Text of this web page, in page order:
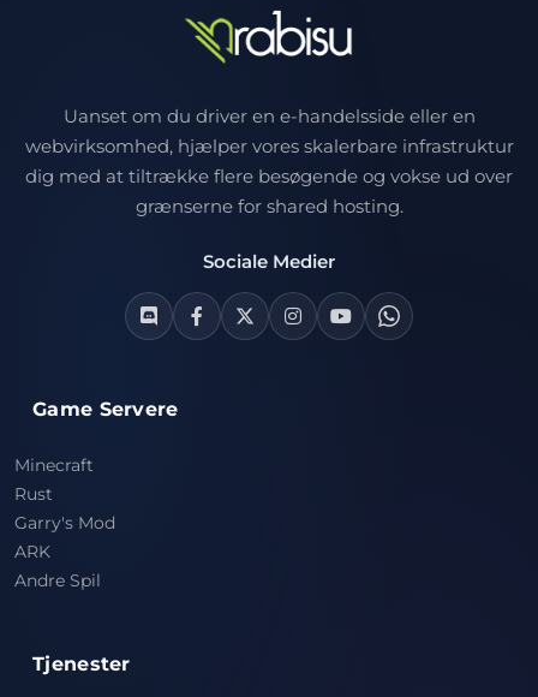
Uanset om du driver en e-handelsside eller en
webvirksomhed, hjælper vores skalerbare infrastruktur
dig med at tiltrække flere besøgende og vokse ud over
grænserne for shared hosting.
Sociale Medier
Game Servere
Minecraft
Rust
Garry's Mod
ARK
Andre Spil
Tjenester